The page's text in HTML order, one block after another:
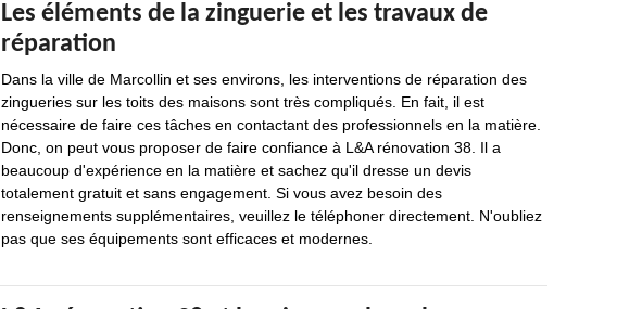
Les éléments de la zinguerie et les travaux de
réparation
Dans la ville de Marcollin et ses environs, les interventions de réparation des
zingueries sur les toits des maisons sont très compliqués. En fait, il est
nécessaire de faire ces tâches en contactant des professionnels en la matière.
Donc, on peut vous proposer de faire confiance à L&A rénovation 38. Il a
beaucoup d'expérience en la matière et sachez qu'il dresse un devis
totalement gratuit et sans engagement. Si vous avez besoin des
renseignements supplémentaires, veuillez le téléphoner directement. N'oubliez
pas que ses équipements sont efficaces et modernes.